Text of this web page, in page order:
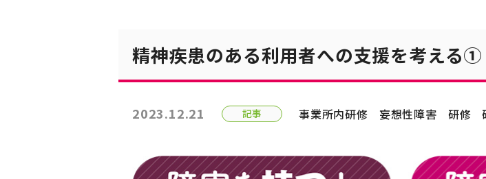
精神疾患のある利用者への支援を考える①
2023.12.21 記事 事業所内研修 妄想性障害 研修